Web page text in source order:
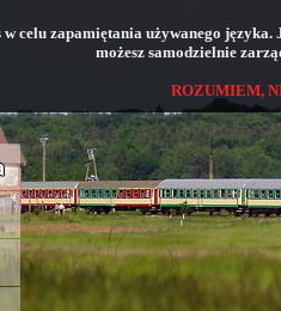
celu zapamiętania używanego
możesz samodzielnie
ROZUMIEM,